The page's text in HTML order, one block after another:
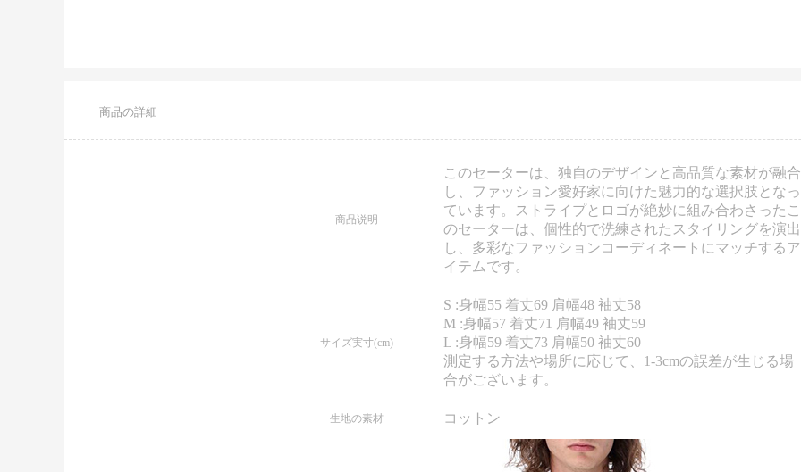
商品の詳細
商品说明
このセーターは、独自のデザインと高品質な素材が融合
し、ファッション愛好家に向けた魅力的な選択肢となっ
ています。ストライプとロゴが絶妙に組み合わさったこ
のセーターは、個性的で洗練されたスタイリングを演出
し、多彩なファッションコーディネートにマッチするア
イテムです。
サイズ実寸(cm)
S :身幅55 着丈69 肩幅48 袖丈58
M :身幅57 着丈71 肩幅49 袖丈59
L :身幅59 着丈73 肩幅50 袖丈60
測定する方法や場所に応じて、1-3cmの誤差が生じる場
合がございます。
生地の素材 コットン